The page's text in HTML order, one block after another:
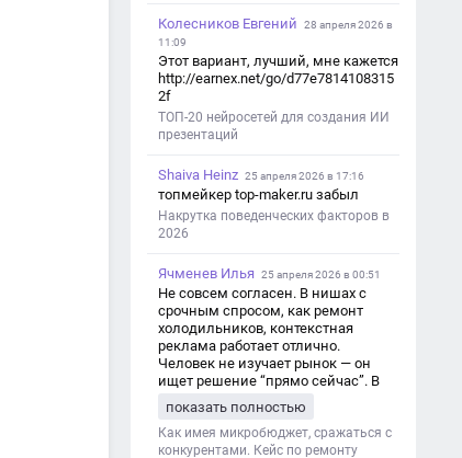
Колесников Евгений
28 апреля 2026 в
11:09
Этот вариант, лучший, мне кажется
http://earnex.net/go/d77e7814108315
2f
ТОП-20 нейросетей для создания ИИ
презентаций
Shaiva Heinz 25 апреля 2026 в 17:16
топмейкер top-maker.ru забыл
Накрутка поведенческих факторов в
2026
Ячменев Илья 25 апреля 2026 в 00:51
Не совсем согласен. В нишах с
срочным спросом, как ремонт
холодильников, контекстная
реклама работает отлично.
Человек не изучает рынок — он
ищет решение “прямо сейчас”. В
и ловит самый горячий трафик,
тогда как SEO в таких задачах
просто не успевает.
показать полностью
Как имея микробюджет, сражаться с
конкурентами. Кейс по ремонту